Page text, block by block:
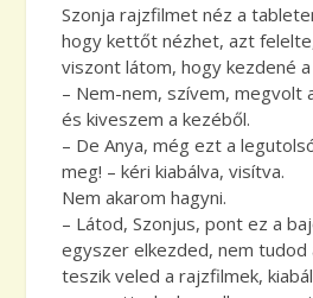
Szonja rajzfilmet néz a
hogy kettőt nézhet, azt
viszont látom, hogy kezdené
– Nem-nem, szívem, megvolt
és kiveszem a kezéből.
– De Anya, még ezt a
meg! – kéri kiabálva, visítva.
Nem akarom hagyni.
– Látod, Szonjus, pont ez a
egyszer elkezded, nem tudod
teszik veled a rajzfilmek,